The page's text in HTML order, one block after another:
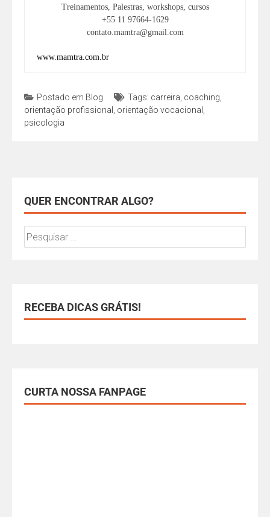
Treinamentos, Palestras, workshops, cursos
+55 11 97664-1629
contato.mamtra@gmail.com
www.mamtra.com.br
Postado em Blog Tags: carreira coaching
orientação profissional
orientação vocacional
psicologia
QUER ENCONTRAR ALGO?
RECEBA DICAS GRÁTIS!
CURTA NOSSA FANPAGE